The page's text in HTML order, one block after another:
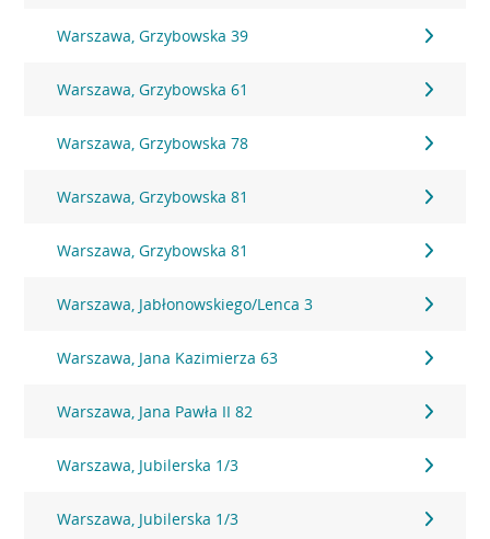
Warszawa, Grzybowska 39
Warszawa, Grzybowska 61
Warszawa, Grzybowska 78
Warszawa, Grzybowska 81
Warszawa, Grzybowska 81
Warszawa, Jabłonowskiego/Lenca 3
Warszawa, Jana Kazimierza 63
Warszawa, Jana Pawła II 82
Warszawa, Jubilerska 1/3
Warszawa, Jubilerska 1/3